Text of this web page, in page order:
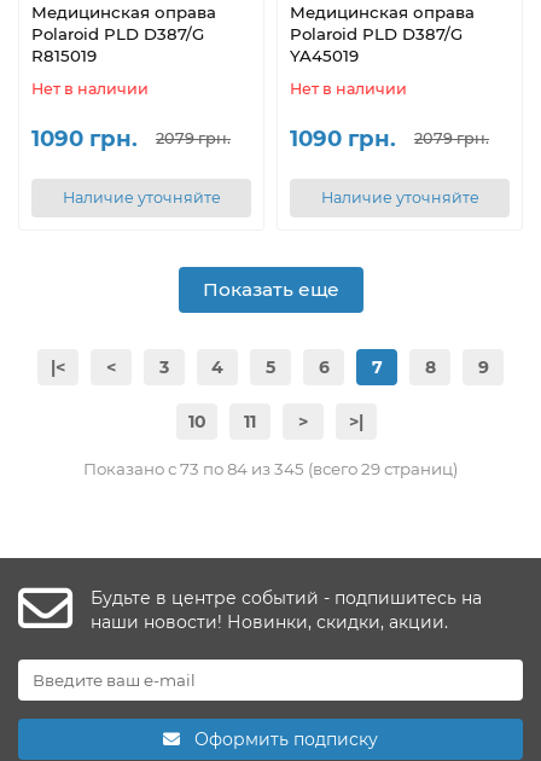
Медицинская оправа
Polaroid PLD D387/G
R815019
Нет в наличии
1090 грн. 2079 грн.
Наличие уточняйте
Медицинская оправа
Polaroid PLD D387/G
YA45019
Нет в наличии
1090 грн. 2079 грн.
Наличие уточняйте
Показать еще
|< < 3 4 5 6 7 8 9
10 11 > >|
Показано с 73 по 84 из 345 (всего 29 страниц)
Будьте в центре событий - подпишитесь на
наши новости! Новинки, скидки, акции.
Оформить подписку